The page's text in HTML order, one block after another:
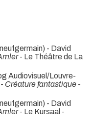
- David
- Le Théâtre de La
Audiovisuel/Louvre-
Créature fantastique -
- David
- Le Kursaal -